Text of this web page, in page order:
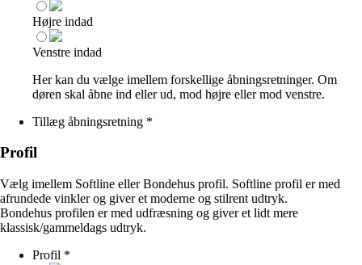
Højre indad
Venstre indad
Her kan du vælge imellem forskellige åbningsretninger. Om
døren skal åbne ind eller ud, mod højre eller mod venstre.
Tillæg åbningsretning *
Profil
Vælg imellem Softline eller Bondehus profil. Softline profil er med
afrundede vinkler og giver et moderne og stilrent udtryk.
Bondehus profilen er med udfræsning og giver et lidt mere
klassisk/gammeldags udtryk.
Profil *